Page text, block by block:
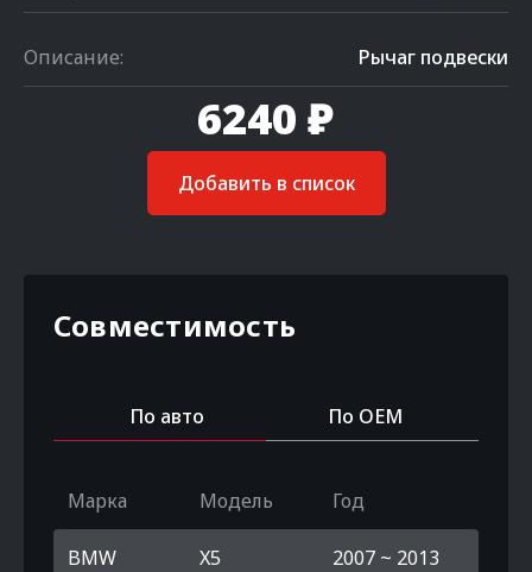
Описание: Рычаг подвески
6240 ₽
Добавить в список
Совместимость
По авто По OEM
Марка Модель Год
BMW X5 2007 ~ 2013